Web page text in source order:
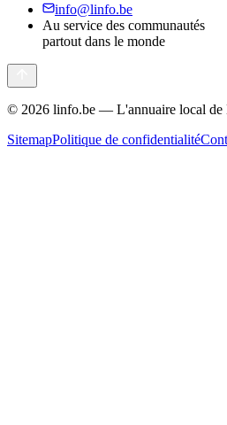
info@linfo.be
Au service des communautés
partout dans le monde
© 2026 linfo.be — L'annuaire local de
SitemapPolitique de confidentialité